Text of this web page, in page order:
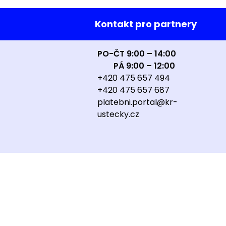
Kontakt pro partnery
PO-ČT 9:00 – 14:00
PÁ 9:00 – 12:00
+420 475 657 494
+420 475 657 687
platebni.portal@kr-
ustecky.cz